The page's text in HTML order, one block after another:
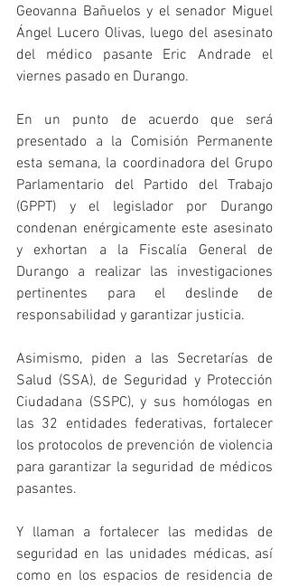
Geovanna Bañuelos y el senador Miguel
Ángel Lucero Olivas, luego del asesinato
del médico pasante Eric Andrade el
viernes pasado en Durango.
En un punto de acuerdo que será
presentado a la Comisión Permanente
esta semana, la coordinadora del Grupo
Parlamentario del Partido del Trabajo
(GPPT) y el legislador por Durango
condenan enérgicamente este asesinato
y exhortan a la Fiscalía General de
Durango a realizar las investigaciones
pertinentes para el deslinde de
responsabilidad y garantizar justicia.
Asimismo, piden a las Secretarías de
Salud (SSA), de Seguridad y Protección
Ciudadana (SSPC), y sus homólogas en
las 32 entidades federativas, fortalecer
los protocolos de prevención de violencia
para garantizar la seguridad de médicos
pasantes.
Y llaman a fortalecer las medidas de
seguridad en las unidades médicas, así
como en los espacios de residencia de